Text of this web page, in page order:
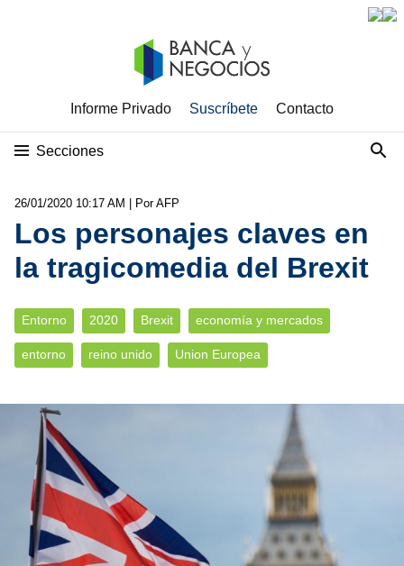
Informe Privado Suscríbete Contacto
Secciones
26/01/2020 10:17 AM | Por AFP
Los personajes claves en
la tragicomedia del Brexit
Entorno 2020 Brexit economía y mercados
entorno reino unido Union Europea